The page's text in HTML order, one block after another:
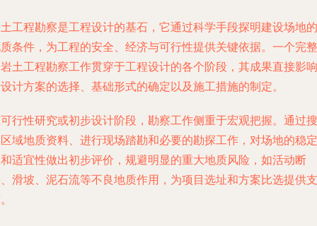
工程勘察是工程设计的基石，它通过科学手段探明建设场地的
条件，为工程的安全、经济与可行性提供关键依据。一个完整
土工程勘察工作贯穿于工程设计的各个阶段，其成果直接影响
计方案的选择、基础形式的确定以及施工措施的制定。
行性研究或初步设计阶段，勘察工作侧重于宏观把握。通过搜
域地质资料、进行现场踏勘和必要的勘探工作，对场地的稳定
适宜性做出初步评价，规避明显的重大地质风险，如活动断
滑坡、泥石流等不良地质作用，为项目选址和方案比选提供支